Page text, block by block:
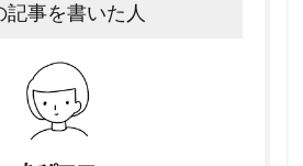
記事を書いた人